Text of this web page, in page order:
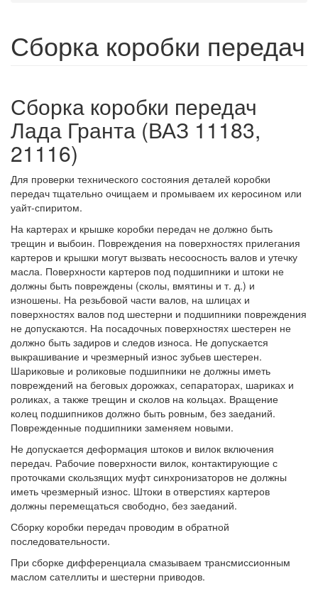
Сборка коробки передач
Сборка коробки передач
Лада Гранта (ВАЗ 11183,
21116)
Для проверки технического состояния деталей коробки
передач тщательно очищаем и промываем их керосином или
уайт-спиритом.
На картерах и крышке коробки передач не должно быть
трещин и выбоин. Повреждения на поверхностях прилегания
картеров и крышки могут вызвать несоосность валов и утечку
масла. Поверхности картеров под подшипники и штоки не
должны быть повреждены (сколы, вмятины и т. д.) и
изношены. На резьбовой части валов, на шлицах и
поверхностях валов под шестерни и подшипники повреждения
не допускаются. На посадочных поверхностях шестерен не
должно быть задиров и следов износа. Не допускается
выкрашивание и чрезмерный износ зубьев шестерен.
Шариковые и роликовые подшипники не должны иметь
повреждений на беговых дорожках, сепараторах, шариках и
роликах, а также трещин и сколов на кольцах. Вращение
колец подшипников должно быть ровным, без заеданий.
Поврежденные подшипники заменяем новыми.
Не допускается деформация штоков и вилок включения
передач. Рабочие поверхности вилок, контактирующие с
проточками скользящих муфт синхронизаторов не должны
иметь чрезмерный износ. Штоки в отверстиях картеров
должны перемещаться свободно, без заеданий.
Сборку коробки передач проводим в обратной
последовательности.
При сборке дифференциала смазываем трансмиссионным
маслом сателлиты и шестерни приводов.